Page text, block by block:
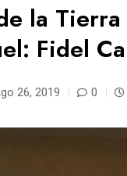
la
Fidel
26, 2019 0